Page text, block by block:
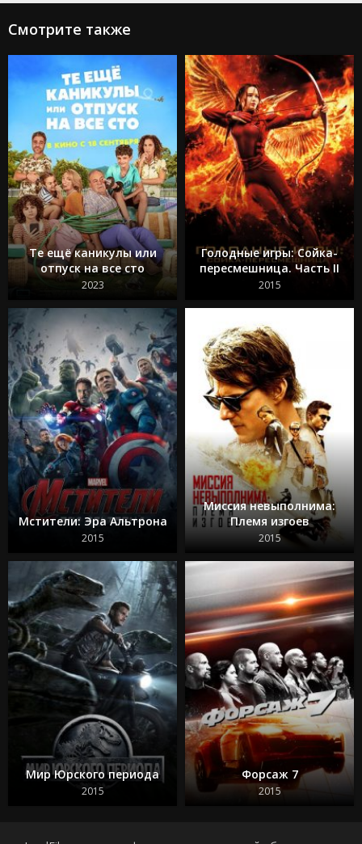
Смотрите также
Те ещё каникулы или
отпуск на все сто
2023
Голодные игры: Сойка-
пересмешница. Часть II
2015
Мстители: Эра Альтрона
2015
Миссия невыполнима:
Племя изгоев
2015
Мир Юрского периода
2015
Форсаж 7
2015